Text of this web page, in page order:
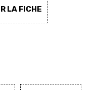
LA FICHE